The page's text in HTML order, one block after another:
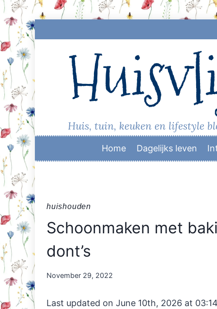
Skip
to
Huis, tuin, keuken en lifestyle
Home Dagelijks leven
huishouden
Schoonmaken met
dont’s
By
November 29, 2022
Last updated on June 10th, 2026 at